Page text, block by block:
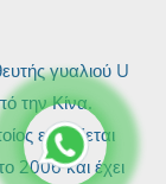
γυαλιού U
την Κίνα.
εργάζεται
2006 και έχει